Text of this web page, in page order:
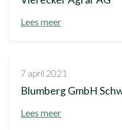
Lees meer
7 april 2021
Blumberg GmbH
Lees meer